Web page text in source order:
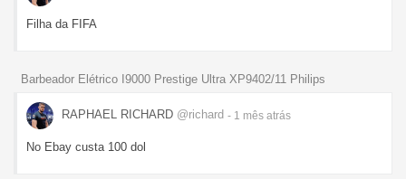
Filha da FIFA
Barbeador Elétrico I9000 Prestige Ultra XP9402/11 Philips
RAPHAEL RICHARD @richard - 1 mês atrás
No Ebay custa 100 dol